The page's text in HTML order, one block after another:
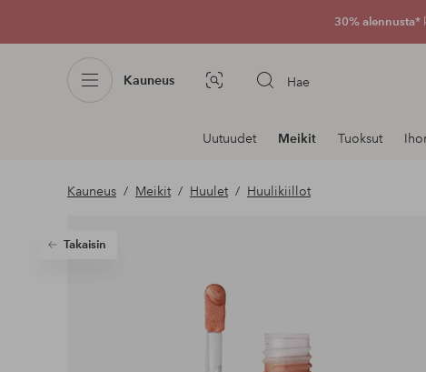
30% alennusta*
Kauneus Kuvahaku Hae
osastoilla
Uutuudet Meikit Tuoksut
Kauneus Meikit Huulet Huulikiillot
Takaisin